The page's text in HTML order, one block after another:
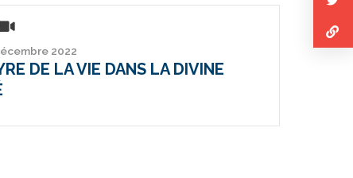
2022
DE LA VIE DANS LA DIVINE